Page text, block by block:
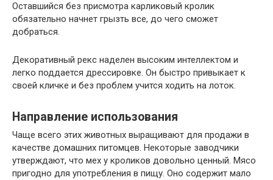
Оставшийся без присмотра карликовый кролик
обязательно начнет грызть все, до чего сможет
добраться.
Декоративный рекс наделен высоким интеллектом и
легко поддается дрессировке. Он быстро привыкает к
своей кличке и без проблем учится ходить на лоток.
Направление использования
Чаще всего этих животных выращивают для продажи в
качестве домашних питомцев. Некоторые заводчики
утверждают, что мех у кроликов довольно ценный. Мясо
пригодно для употребления в пищу. Оно содержит мало